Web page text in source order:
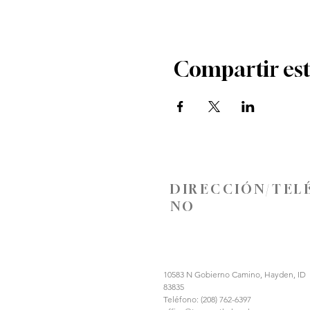
Compartir
DIRECCIÓN/
NO
10583 N Gobierno Camino, Hayden, ID
83835
Teléfono: (208) 762-6397